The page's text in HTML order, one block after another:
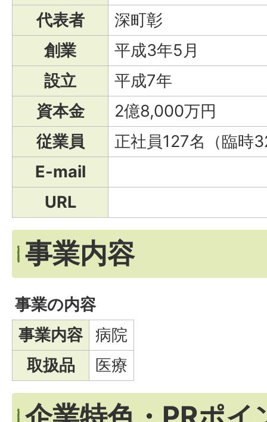
代表者
深町彰
創業
平成3年5月
設立
平成7年
資本金
2億8,000万円
従業員
正社員127名（臨時
E-mail
URL
事業内容
事業の内容
事業内容
病院
取扱品
医療